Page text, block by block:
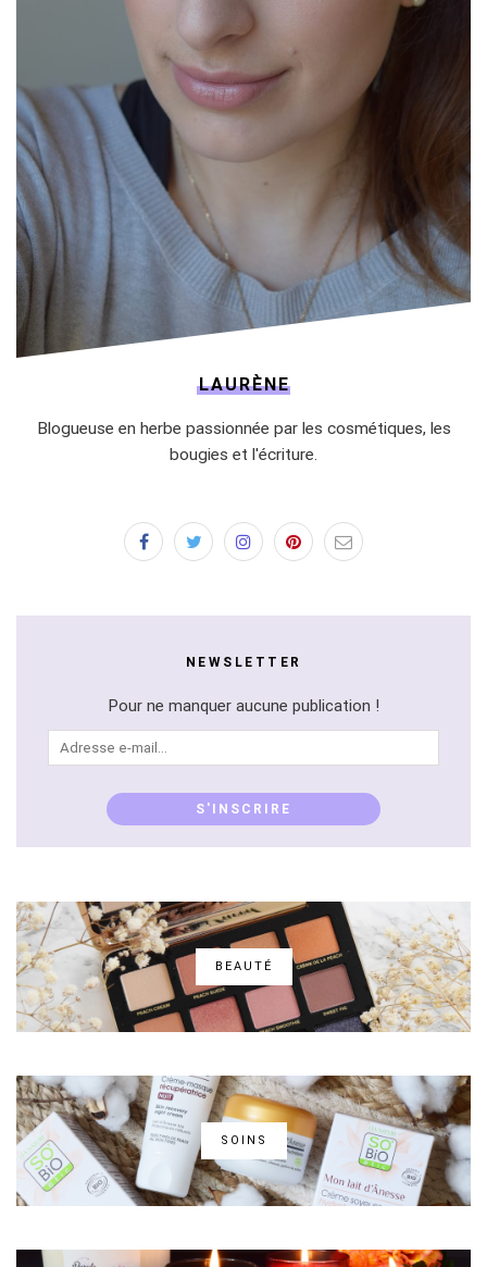
LAURÈNE
Blogueuse en herbe passionnée par les cosmétiques, les
bougies et l'écriture.
NEWSLETTER
Pour ne manquer aucune publication !
Adresse
e-
S'INSCRIRE
BEAUTÉ
SOINS